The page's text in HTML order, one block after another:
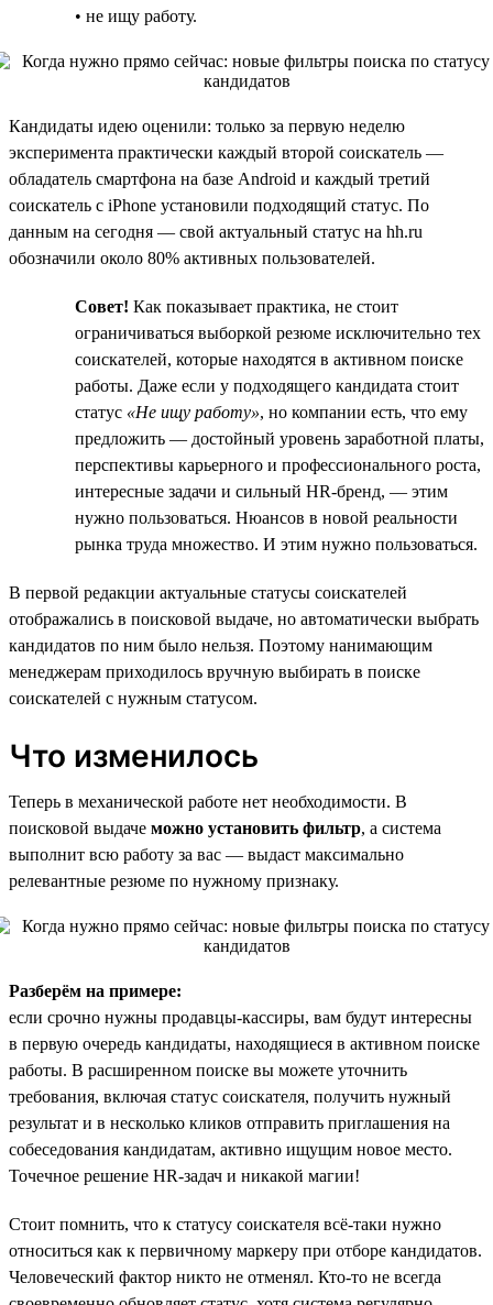
• не ищу работу.
Кандидаты идею оценили: только за первую неделю
эксперимента практически каждый второй соискатель —
обладатель смартфона на базе Android и каждый третий
соискатель с iPhone установили подходящий статус. По
данным на сегодня — свой актуальный статус на hh.ru
обозначили около 80% активных пользователей.
Совет! Как показывает практика, не стоит
ограничиваться выборкой резюме исключительно тех
соискателей, которые находятся в активном поиске
работы. Даже если у подходящего кандидата стоит
статус «Не ищу работу», но компании есть, что ему
предложить — достойный уровень заработной платы,
перспективы карьерного и профессионального роста,
интересные задачи и сильный HR-бренд, — этим
нужно пользоваться. Нюансов в новой реальности
рынка труда множество. И этим нужно пользоваться.
В первой редакции актуальные статусы соискателей
отображались в поисковой выдаче, но автоматически выбрать
кандидатов по ним было нельзя. Поэтому нанимающим
менеджерам приходилось вручную выбирать в поиске
соискателей с нужным статусом.
Что изменилось
Теперь в механической работе нет необходимости. В
поисковой выдаче можно установить фильтр, а система
выполнит всю работу за вас — выдаст максимально
релевантные резюме по нужному признаку.
Разберём на примере:
если срочно нужны продавцы-кассиры, вам будут интересны
в первую очередь кандидаты, находящиеся в активном поиске
работы. В расширенном поиске вы можете уточнить
требования, включая статус соискателя, получить нужный
результат и в несколько кликов отправить приглашения на
собеседования кандидатам, активно ищущим новое место.
Точечное решение HR-задач и никакой магии!
Стоит помнить, что к статусу соискателя всё-таки нужно
относиться как к первичному маркеру при отборе кандидатов.
Человеческий фактор никто не отменял. Кто-то не всегда